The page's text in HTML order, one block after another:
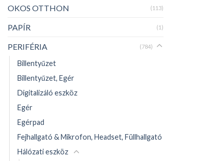
OKOS OTTHON (113)
PAPÍR (1)
PERIFÉRIA (784)
Billentyűzet
Billentyűzet, Egér
Digitalizáló eszköz
Egér
Egérpad
Fejhallgató & Mikrofon, Headset, Füllhallgató
Hálózati eszköz